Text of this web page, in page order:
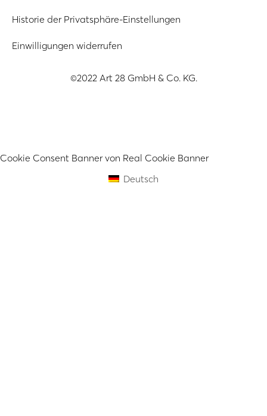
Historie der Privatsphäre-Einstellungen
Einwilligungen widerrufen
©2022 Art 28 GmbH & Co. KG.
Cookie Consent Banner von Real Cookie Banner
Deutsch